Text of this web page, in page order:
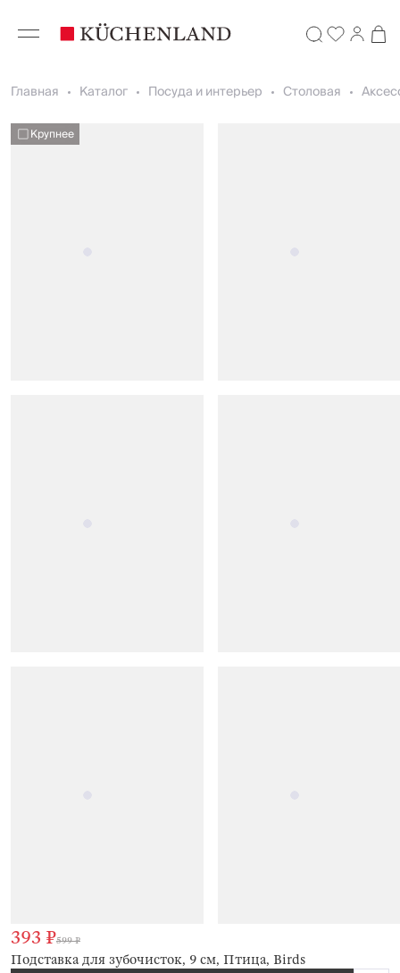
Главная Каталог Посуда и интерьер Столовая
Крупнее
Подставка для зубочисток, 9 см, Птица, Birds
393 ₽599 ₽